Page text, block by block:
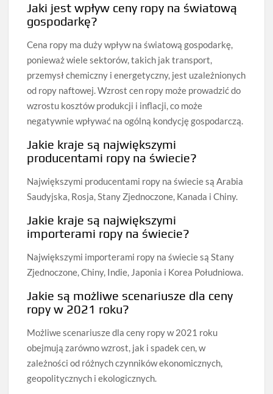
Jaki jest wpływ ceny ropy na światową
gospodarkę?
Cena ropy ma duży wpływ na światową gospodarkę,
ponieważ wiele sektorów, takich jak transport,
przemysł chemiczny i energetyczny, jest uzależnionych
od ropy naftowej. Wzrost cen ropy może prowadzić do
wzrostu kosztów produkcji i inflacji, co może
negatywnie wpływać na ogólną kondycję gospodarczą.
Jakie kraje są największymi
producentami ropy na świecie?
Największymi producentami ropy na świecie są Arabia
Saudyjska, Rosja, Stany Zjednoczone, Kanada i Chiny.
Jakie kraje są największymi
importerami ropy na świecie?
Największymi importerami ropy na świecie są Stany
Zjednoczone, Chiny, Indie, Japonia i Korea Południowa.
Jakie są możliwe scenariusze dla ceny
ropy w 2021 roku?
Możliwe scenariusze dla ceny ropy w 2021 roku
obejmują zarówno wzrost, jak i spadek cen, w
zależności od różnych czynników ekonomicznych,
geopolitycznych i ekologicznych.